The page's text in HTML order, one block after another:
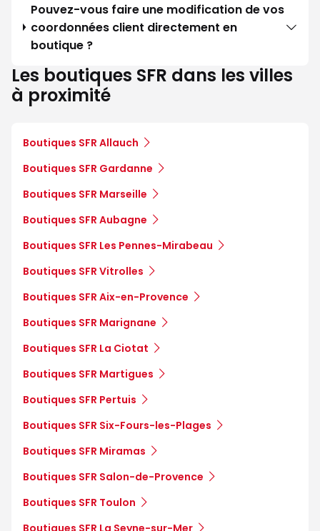
Pouvez-vous faire une modification de vos
coordonnées client directement en
boutique ?
Les boutiques SFR dans les villes
à proximité
Boutiques SFR Allauch
Boutiques SFR Gardanne
Boutiques SFR Marseille
Boutiques SFR Aubagne
Boutiques SFR Les Pennes-Mirabeau
Boutiques SFR Vitrolles
Boutiques SFR Aix-en-Provence
Boutiques SFR Marignane
Boutiques SFR La Ciotat
Boutiques SFR Martigues
Boutiques SFR Pertuis
Boutiques SFR Six-Fours-les-Plages
Boutiques SFR Miramas
Boutiques SFR Salon-de-Provence
Boutiques SFR Toulon
Boutiques SFR La Seyne-sur-Mer